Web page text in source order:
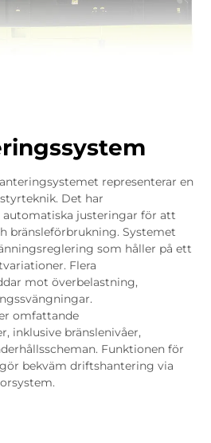
representerar en
Det har
justeringar för att
bränsleförbrukning. Systemet
som håller på ett
Flera
mot överbelastning,
omfattande
inklusive bränslenivåer,
Funktionen för
bekväm driftshantering via